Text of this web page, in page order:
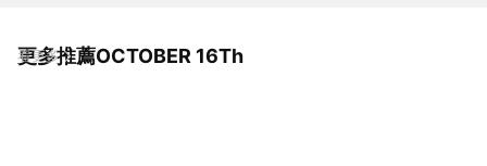
更多推薦OCTOBER 16Th
看更多